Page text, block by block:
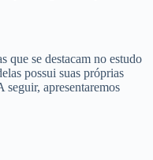
que se destacam no estudo
possui suas próprias
seguir, apresentaremos